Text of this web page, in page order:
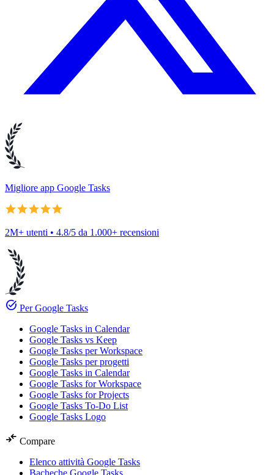
Migliore app Google Tasks
2M+ utenti • 4.8/5 da 1.000+ recensioni
task_alt Per Google Tasks
Google Tasks in Calendar
Google Tasks vs Keep
Google Tasks per Workspace
Google Tasks per progetti
Google Tasks in Calendar
Google Tasks for Workspace
Google Tasks for Projects
Google Tasks To-Do List
Google Tasks Logo
compare_arrows Compare
Elenco attività Google Tasks
Bacheche Google Tasks